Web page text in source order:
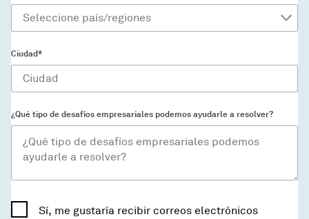
Ciudad*
¿Qué tipo de desafíos empresariales podemos ayudarle a resolver?
Sí, me gustaría recibir correos electrónicos